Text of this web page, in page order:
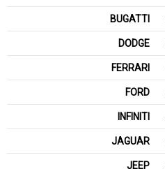
BUGATTI
DODGE
FERRARI
FORD
INFINITI
JAGUAR
JEEP